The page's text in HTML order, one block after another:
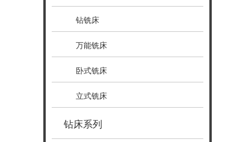
钻铣床
万能铣床
卧式铣床
立式铣床
钻床系列